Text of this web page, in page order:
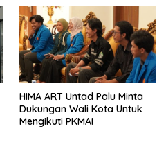
HIMA ART Untad Palu Minta
Dukungan Wali Kota Untuk
Mengikuti PKMAI